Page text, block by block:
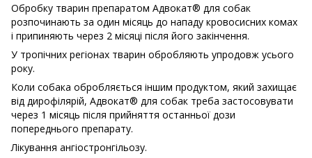
Обробку тварин препаратом Адвокат® для собак
розпочинають за один місяць до нападу кровосисних комах
і припиняють через 2 місяці після його закінчення.
У тропічних регіонах тварин обробляють упродовж усього
року.
Коли собака обробляється іншим продуктом, який захищає
від дирофілярій, Адвокат® для собак треба застосовувати
через 1 місяць після прийняття останньої дози
попереднього препарату.
Лікування ангіостронгільозу.